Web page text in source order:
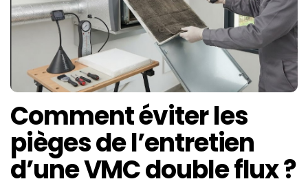
Comment éviter les
pièges de l’entretien
d’une VMC double flux ?